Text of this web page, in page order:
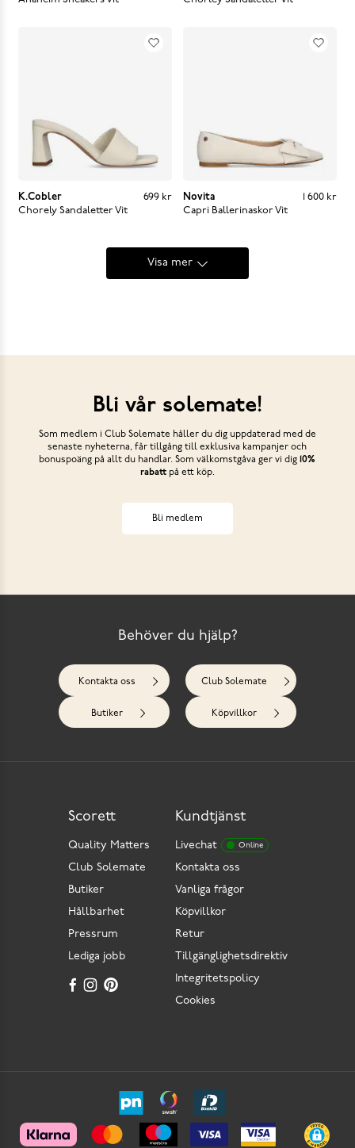
K.Cobler
Chorely SandaletterVit
699 kr
699 kr
Novita
Capri BallerinaskorVit
1 600 kr
1 600 kr
Visa mer
Bli vår solemate!
Som medlem i Club Solemate håller du dig uppdaterad med de
senaste nyheterna, får tillgång till exklusiva kampanjer och
bonuspoäng på allt du handlar. Som välkomstgåva ger vi dig 10%
rabattpå ett köp.
Bli medlem
Behöver du hjälp?
Kontakta oss Club Solemate
Butiker Köpvillkor
Kundtjänst
Livechat Online
Kontakta oss
Vanliga frågor
Köpvillkor
Retur
Tillgänglighetsdirektiv
Integritetspolicy
Cookies
Scorett
Quality Matters
Club Solemate
Butiker
Hållbarhet
Pressrum
Lediga jobb